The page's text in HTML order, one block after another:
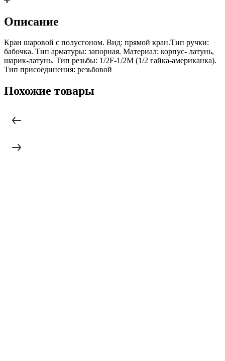
Описание
Кран шаровой с полусгоном. Вид: прямой кран.Тип ручки:
бабочка. Тип арматуры: запорная. Материал: корпус- латунь,
шарик-латунь. Тип резьбы: 1/2F-1/2М (1/2 гайка-американка).
Тип присоединения: резьбовой
Похожие товары